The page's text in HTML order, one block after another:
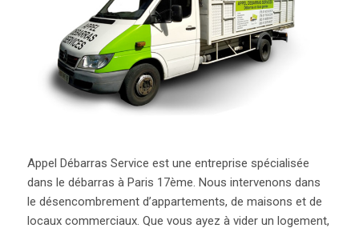
Appel Débarras Service est une entreprise spécialisée
dans le débarras à Paris 17ème. Nous intervenons dans
le désencombrement d’appartements, de maisons et de
locaux commerciaux. Que vous ayez à vider un logement,